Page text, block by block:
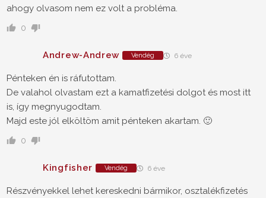
ahogy olvasom nem ez volt a probléma.
0
Andrew-Andrew Vendég 6 éve
Pénteken én is ráfutottam.
De valahol olvastam ezt a kamatfizetési dolgot és most itt
is, így megnyugodtam.
Majd este jól elköltöm amit pénteken akartam. 🙂
0
Kingfisher Vendég 6 éve
Részvényekkel lehet kereskedni bármikor, osztalékfizetés